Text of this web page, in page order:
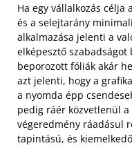
Ha egy vállalkozás
és a selejtarány
alkalmazása jelenti a
elképesztő
beporozott fóliák akár
azt jelenti, hogy a
a nyomda épp
pedig ráér közvetlenül
végeredmény ráadásul
tapintású, és